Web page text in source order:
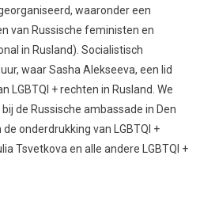
waaronder een
van Russische feministen en
in Rusland). Socialistisch
waar Sasha Alekseeva, een lid
+ rechten in Rusland. We
de Russische ambassade in Den
onderdrukking van LGBTQI +
Tsvetkova en alle andere LGBTQI +